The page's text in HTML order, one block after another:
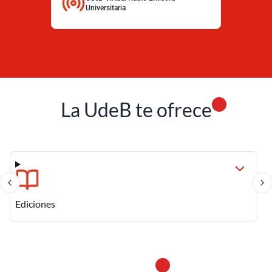
Universitaria
La UdeB te ofrece
Centros de Asesoría